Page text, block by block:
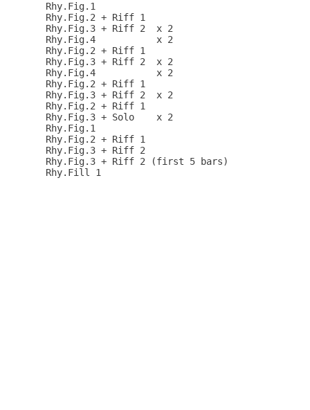
  Rhy.Fig.1
  Rhy.Fig.2 + Riff 1
  Rhy.Fig.3 + Riff 2  x 2
  Rhy.Fig.4           x 2
  Rhy.Fig.2 + Riff 1
  Rhy.Fig.3 + Riff 2  x 2
  Rhy.Fig.4           x 2
  Rhy.Fig.2 + Riff 1
  Rhy.Fig.3 + Riff 2  x 2
  Rhy.Fig.2 + Riff 1
  Rhy.Fig.3 + Solo    x 2
  Rhy.Fig.1
  Rhy.Fig.2 + Riff 1
  Rhy.Fig.3 + Riff 2
  Rhy.Fig.3 + Riff 2 (first 5 bars)